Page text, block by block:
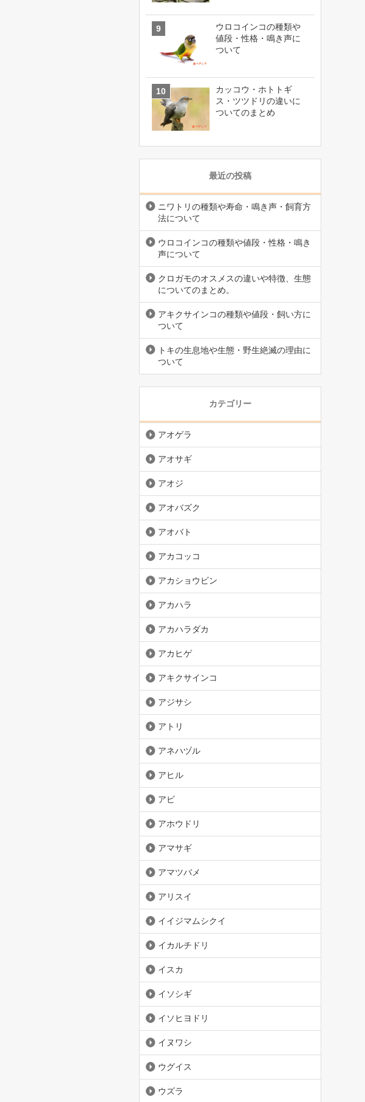
ウロコインコの種類や
値段・性格・鳴き声に
ついて
カッコウ・ホトトギ
ス・ツツドリの違いに
ついてのまとめ
最近の投稿
ニワトリの種類や寿命・鳴き声・飼育方
法について
ウロコインコの種類や値段・性格・鳴き
声について
クロガモのオスメスの違いや特徴、生態
についてのまとめ。
アキクサインコの種類や値段・飼い方に
ついて
トキの生息地や生態・野生絶滅の理由に
ついて
カテゴリー
アオゲラ
アオサギ
アオジ
アオバズク
アオバト
アカコッコ
アカショウビン
アカハラ
アカハラダカ
アカヒゲ
アキクサインコ
アジサシ
アトリ
アネハヅル
アヒル
アビ
アホウドリ
アマサギ
アマツバメ
アリスイ
イイジマムシクイ
イカルチドリ
イスカ
イソシギ
イソヒヨドリ
イヌワシ
ウグイス
ウズラ